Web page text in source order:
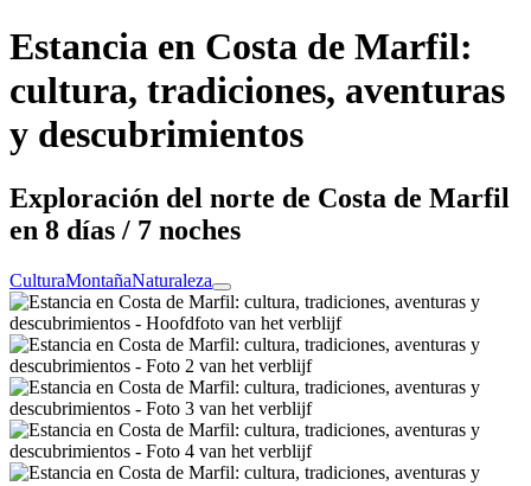
Estancia en Costa de Marfil:
cultura, tradiciones, aventuras
y descubrimientos
Exploración del norte de Costa de Marfil
en 8 días / 7 noches
CulturaMontañaNaturaleza